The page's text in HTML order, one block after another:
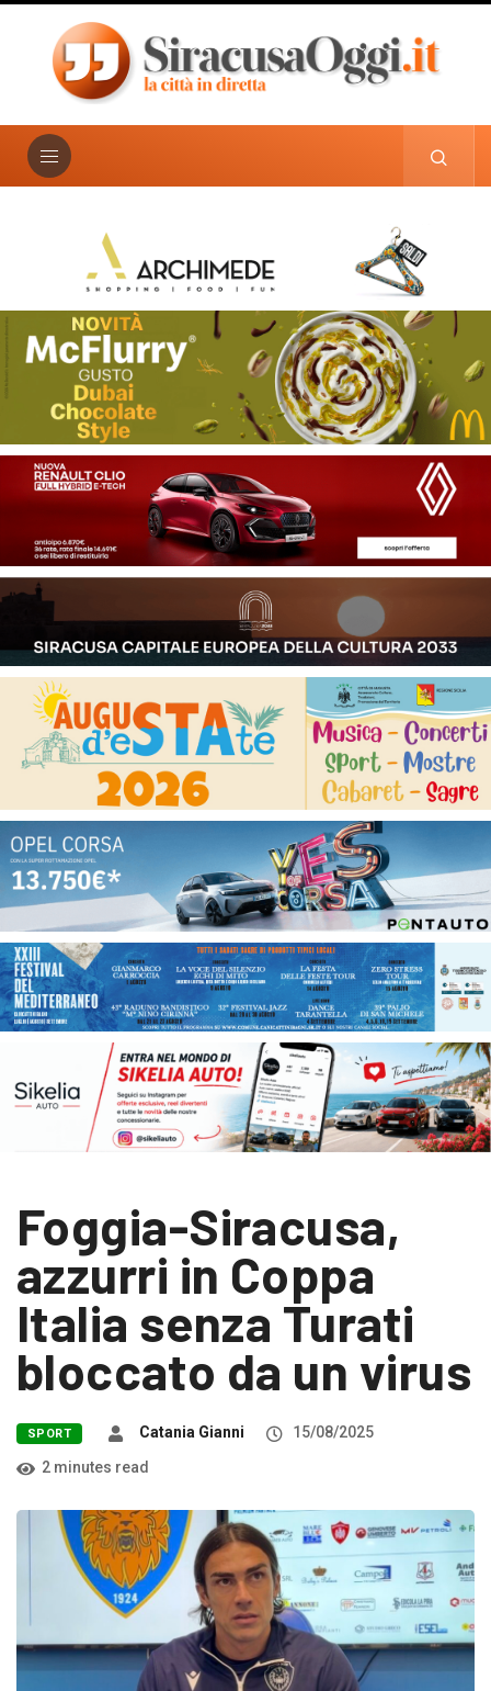
Foggia-Siracusa,
azzurri in Coppa
Italia senza Turati
bloccato da un virus
SPORT Catania Gianni
15/08/2025
2 minutes read